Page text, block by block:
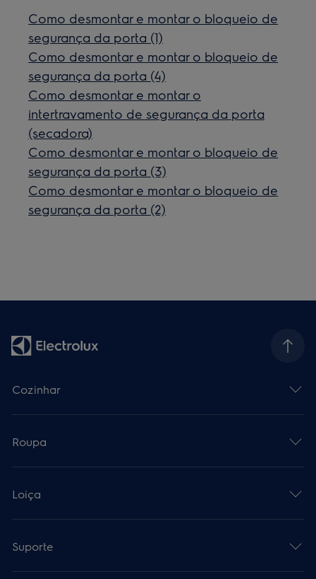
Como desmontar e montar o bloqueio de
segurança da porta (1)
Como desmontar e montar o bloqueio de
segurança da porta (4)
Como desmontar e montar o
intertravamento de segurança da porta
(secadora)
Como desmontar e montar o bloqueio de
segurança da porta (3)
Como desmontar e montar o bloqueio de
segurança da porta (2)
Cozinhar
Roupa
Loiça
Suporte